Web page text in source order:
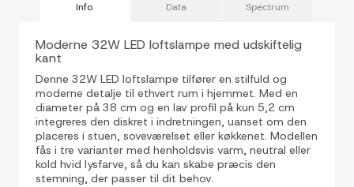
Info Data Spectrum
Moderne 32W LED loftslampe med udskiftelig
kant
Denne 32W LED loftslampe tilfører en stilfuld og
moderne detalje til ethvert rum i hjemmet. Med en
diameter på 38 cm og en lav profil på kun 5,2 cm
integreres den diskret i indretningen, uanset om den
placeres i stuen, soveværelset eller køkkenet. Modellen
fås i tre varianter med henholdsvis varm, neutral eller
kold hvid lysfarve, så du kan skabe præcis den
stemning, der passer til dit behov.